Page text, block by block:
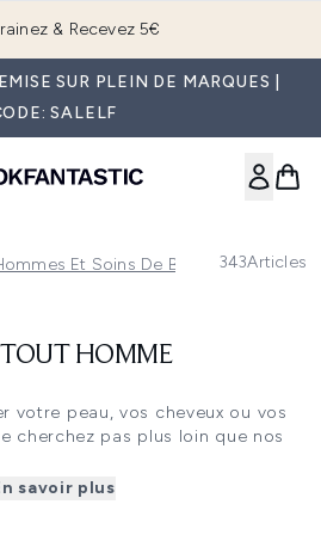
& Recevez 5€
SUR PLEIN DE MARQUES |
SALELF
Et Soins De Beauté Voir
343Articles
HOMME
votre peau, vos cheveux ou vos
cherchez pas plus loin que nos
capillaires et aux produits de
savoir plus